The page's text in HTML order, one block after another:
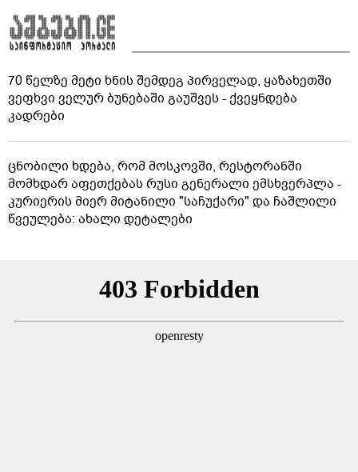
70 წელზე მეტი ხნის შემდეგ პირველად, ყაზახეთში
ვეფხვი ველურ ბუნებაში გაუშვეს - ქვეყნდება
კადრები
ცნობილი ხდება, რომ მოსკოვში, რესტორანში
მომხდარ აფეთქებას რუსი გენერალი ემსხვერპლა -
კურიერის მიერ მიტანილი "საჩუქარი" და ჩაშლილი
წვეულება: ახალი დეტალები